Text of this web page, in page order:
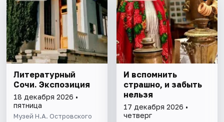
Литературный
Сочи. Экспозиция
18 декабря 2026 •
пятница
Музей Н.А. Островского
И вспомнить
страшно, и забыть
нельзя
17 декабря 2026 •
четверг